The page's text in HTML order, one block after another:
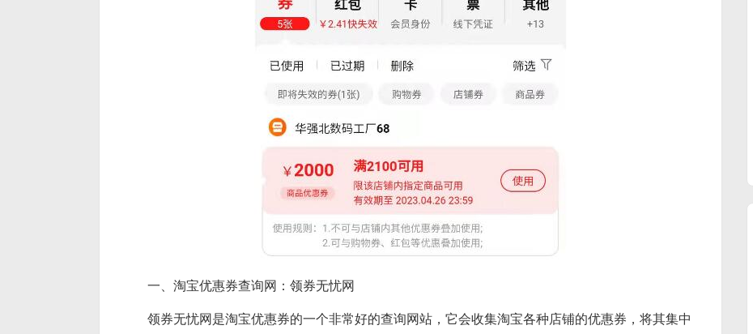
一、淘宝优惠券查询网：领券无忧网
领券无忧网是淘宝优惠券的一个非常好的查询网站，它会收集淘宝各种店铺的优惠券，将其集中